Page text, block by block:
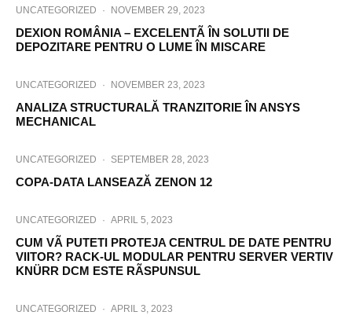
UNCATEGORIZED · NOVEMBER 29, 2023
DEXION ROMÂNIA – EXCELENTÃ ÎN SOLUTII DE
DEPOZITARE PENTRU O LUME ÎN MISCARE
UNCATEGORIZED · NOVEMBER 23, 2023
ANALIZA STRUCTURALĂ TRANZITORIE ÎN ANSYS
MECHANICAL
UNCATEGORIZED · SEPTEMBER 28, 2023
COPA-DATA LANSEAZĂ ZENON 12
UNCATEGORIZED · APRIL 5, 2023
CUM VÃ PUTETI PROTEJA CENTRUL DE DATE PENTRU
VIITOR? RACK-UL MODULAR PENTRU SERVER VERTIV
KNÜRR DCM ESTE RÃSPUNSUL
UNCATEGORIZED · APRIL 3, 2023